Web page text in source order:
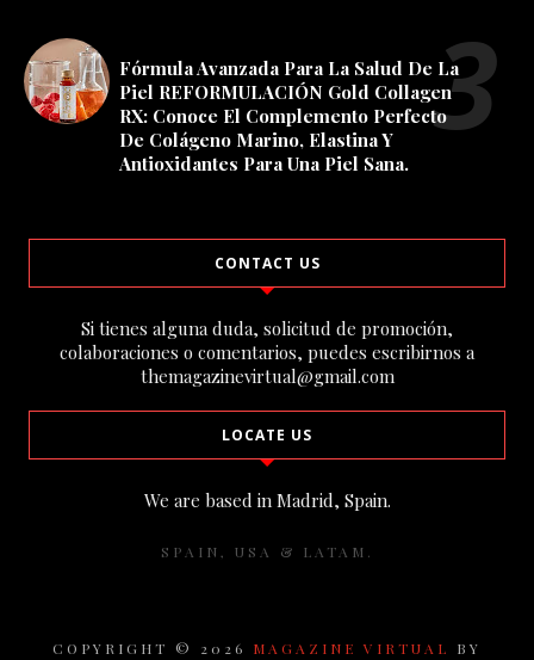
Fórmula Avanzada Para La Salud De La
Piel REFORMULACIÓN Gold Collagen
RX: Conoce El Complemento Perfecto
De Colágeno Marino, Elastina Y
Antioxidantes Para Una Piel Sana.
CONTACT US
Si tienes alguna duda, solicitud de promoción,
colaboraciones o comentarios, puedes escribirnos a
themagazinevirtual@gmail.com
LOCATE US
We are based in Madrid, Spain.
SPAIN, USA & LATAM.
COPYRIGHT © 2026 MAGAZINE VIRTUAL BY